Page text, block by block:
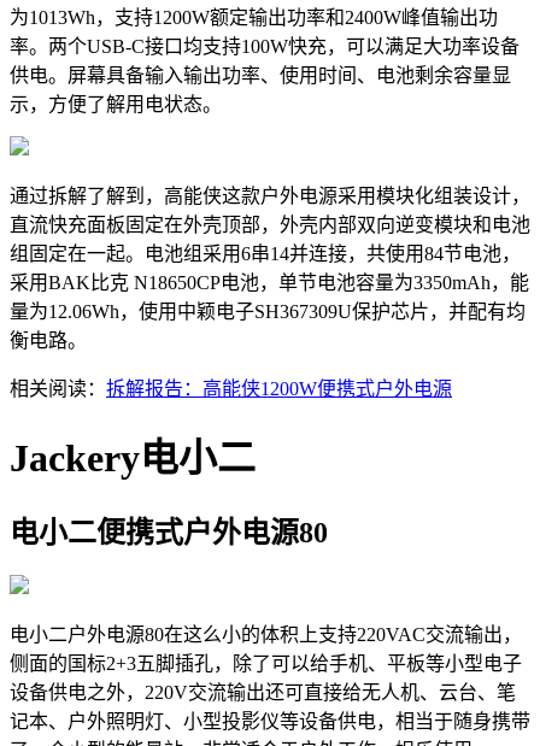
为1013Wh，支持1200W额定输出功率和2400W峰值输出功
率。两个USB-C接口均支持100W快充，可以满足大功率设备
供电。屏幕具备输入输出功率、使用时间、电池剩余容量显
示，方便了解用电状态。
通过拆解了解到，高能侠这款户外电源采用模块化组装设计，
直流快充面板固定在外壳顶部，外壳内部双向逆变模块和电池
组固定在一起。电池组采用6串14并连接，共使用84节电池，
采用BAK比克 N18650CP电池，单节电池容量为3350mAh，能
量为12.06Wh，使用中颖电子SH367309U保护芯片，并配有均
衡电路。
相关阅读： 拆解报告：高能侠1200W便携式户外电源
Jackery电小二
电小二便携式户外电源80
电小二户外电源80在这么小的体积上支持220VAC交流输出，
侧面的国标2+3五脚插孔，除了可以给手机、平板等小型电子
设备供电之外，220V交流输出还可直接给无人机、云台、笔
记本、户外照明灯、小型投影仪等设备供电，相当于随身携带